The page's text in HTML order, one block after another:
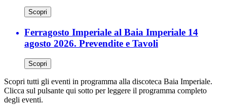
Scopri
Ferragosto Imperiale al Baia Imperiale 14
agosto 2026. Prevendite e Tavoli
Scopri
Scopri tutti gli eventi in programma alla discoteca Baia Imperiale.
Clicca sul pulsante qui sotto per leggere il programma completo
degli eventi.